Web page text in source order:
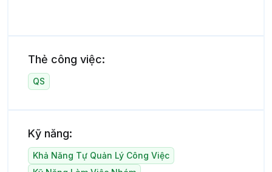
Thẻ công việc:
QS
Kỹ năng:
Khả Năng Tự Quản Lý Công Việc